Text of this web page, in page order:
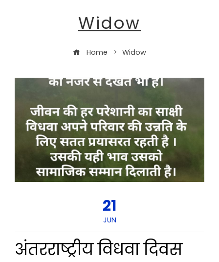
Widow
Home Widow
21
JUN
अंतरराष्ट्रीय विधवा दिवस